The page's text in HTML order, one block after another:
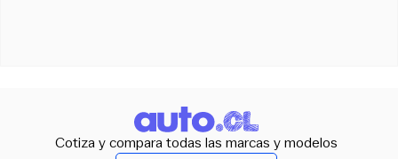
Cotiza y compara todas las marcas y modelos